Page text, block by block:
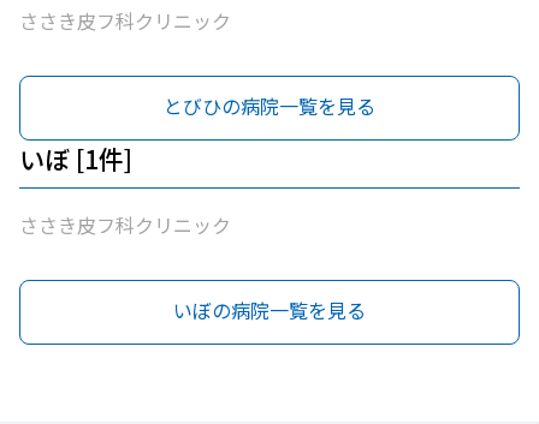
ささき皮フ科クリニック
とびひの病院一覧を見る
いぼ [1件]
ささき皮フ科クリニック
いぼの病院一覧を見る